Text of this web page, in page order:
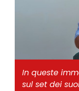
In queste
sul set dei